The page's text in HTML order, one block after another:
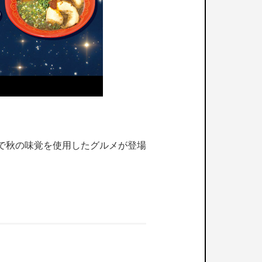
の味覚を使用したグルメが登場